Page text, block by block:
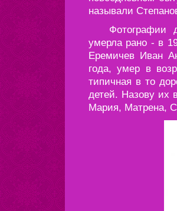
называли
Фотографии
умерла рано - в
Еремичев Иван
года, умер в
типичная в то
детей. Назову их
Мария, Матрена,